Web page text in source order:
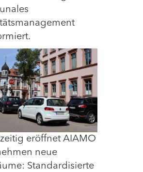
eröffnet AIAMO
neue
Standardisierte